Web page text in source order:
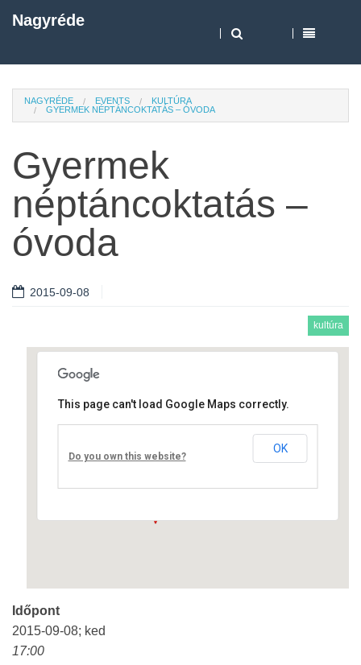
Nagyréde
NAGYRÉDE EVENTS
KULTÚRA
GYERMEK NÉPTÁNCOKTATÁS – ÓVODA
Gyermek
néptáncoktatás –
óvoda
2015-09-08
kultúra
Művelődési ház
Fő út 8 - Nagyréde
This page can't load Google Maps correctly.
Do you own this website?
OK
Időpont
2015-09-08; ked
17:00